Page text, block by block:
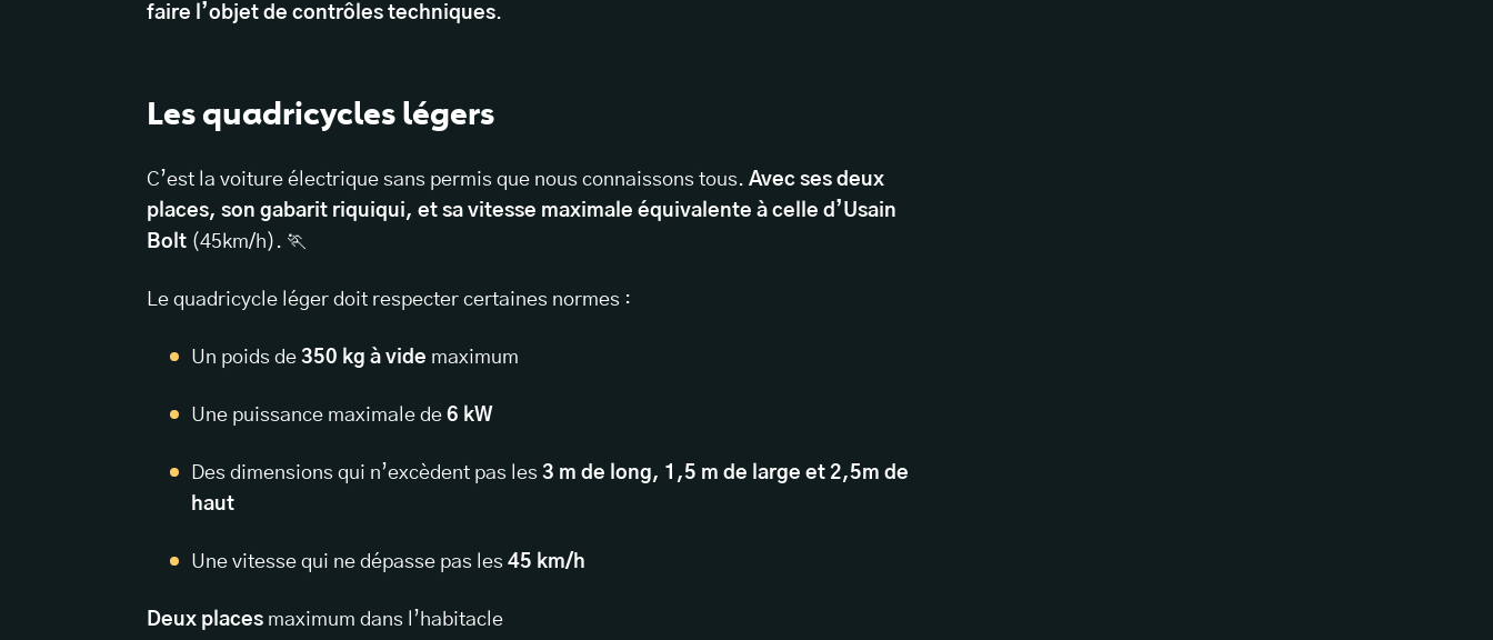
faire l’objet de contrôles techniques.
Les quadricycles légers
C’est la voiture électrique sans permis que nous connaissons tous. Avec ses deux
places, son gabarit riquiqui, et sa vitesse maximale équivalente à celle d’Usain
Bolt (45km/h). 🏃
Le quadricycle léger doit respecter certaines normes :
Un poids de 350 kg à vide maximum
Une puissance maximale de 6 kW
Des dimensions qui n’excèdent pas les 3 m de long, 1,5 m de large et 2,5m de
haut
Une vitesse qui ne dépasse pas les 45 km/h
Deux places maximum dans l’habitacle